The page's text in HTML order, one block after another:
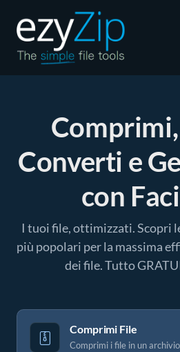
Decomprimi
Convertire
Converti e
con
I tuoi file, ottimizzati. Scopri
più popolari per la massima
dei file. Tutto
Comprimi File
Comprimi i file in un